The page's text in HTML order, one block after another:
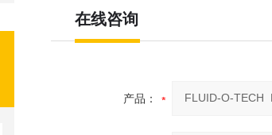
在线咨询
产品：